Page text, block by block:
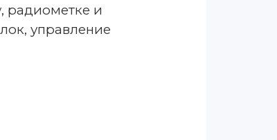
радиометке и
управление